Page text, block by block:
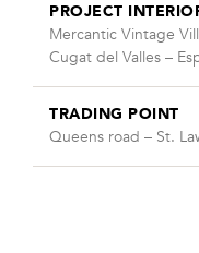
PROJECT
Mercantic Vintage
Cugat del Valles –
TRADING POINT
Queens road – St.